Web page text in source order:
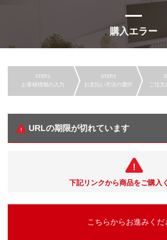
購入エラー
お客様情報の入力 お支払い方法の選択 ご注文
URLの期限が切れています
下記リンクから商品をご購入
こちらからお進みくだ